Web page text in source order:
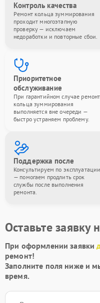
Контроль качества
Ремонт кольца зуммирования
проходит многоэтапную
проверку — исключаем
недоработки и повторные сбои.
Приоритетное
обслуживание
При гарантийном случае ремонт
кольца зуммирования
выполняется вне очереди —
быстро устраняем проблему.
Поддержка после
Консультируем по эксплуатации
— помогаем продлить срок
службы после выполнения
ремонта.
Оставьте заявку
При оформлении заявки
ремонт!
Заполните поля ниже и
время.